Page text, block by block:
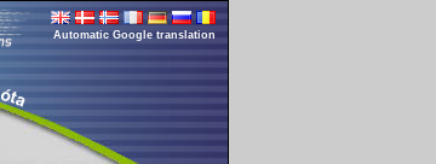
Automatic Google translation